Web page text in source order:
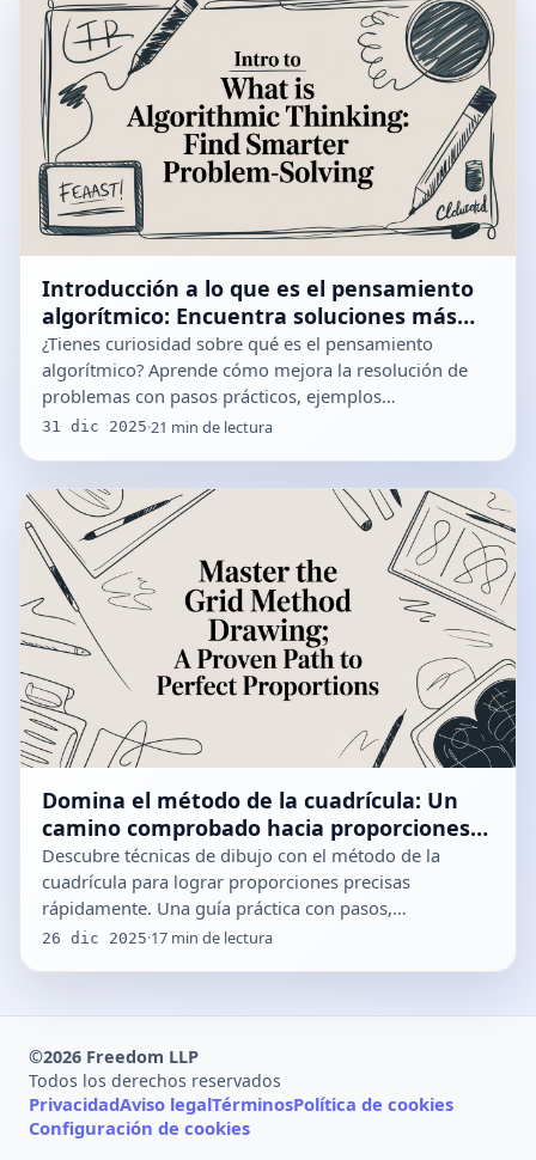
Introducción a lo que es el pensamiento
algorítmico: Encuentra soluciones más
inteligentes a los problemas
¿Tienes curiosidad sobre qué es el pensamiento
algorítmico? Aprende cómo mejora la resolución de
problemas con pasos prácticos, ejemplos…
31 dic 2025·21 min de lectura
Domina el método de la cuadrícula: Un
camino comprobado hacia proporciones
perfectas
Descubre técnicas de dibujo con el método de la
cuadrícula para lograr proporciones precisas
rápidamente. Una guía práctica con pasos,…
26 dic 2025·17 min de lectura
©2026 Freedom LLP
Todos los derechos reservados
PrivacidadAviso legalTérminosPolítica de cookies
Configuración de cookies